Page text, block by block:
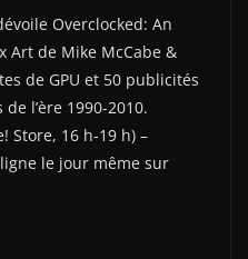
Overclocked: An
Art de Mike McCabe &
de GPU et 50 publicités
l’ère 1990-2010.
Store, 16 h-19 h) –
le jour même sur